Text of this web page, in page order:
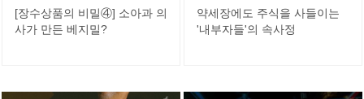
[장수상품의 비밀④] 소아과 의
사가 만든 베지밀?
약세장에도 주식을 사들이는
'내부자들'의 속사정